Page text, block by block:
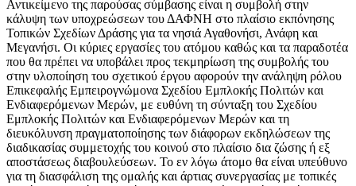
Αντικείμενο της παρούσας σύμβασης είναι η συμβολή στην
κάλυψη των υποχρεώσεων του ΔΑΦΝΗ στο πλαίσιο εκπόνησης
Τοπικών Σχεδίων Δράσης για τα νησιά Αγαθονήσι, Ανάφη και
Μεγανήσι. Οι κύριες εργασίες του ατόμου καθώς και τα παραδοτέα
που θα πρέπει να υποβάλει προς τεκμηρίωση της συμβολής του
στην υλοποίηση του σχετικού έργου αφορούν την ανάληψη ρόλου
Επικεφαλής Εμπειρογνώμονα Σχεδίου Εμπλοκής Πολιτών και
Ενδιαφερόμενων Μερών, με ευθύνη τη σύνταξη του Σχεδίου
Εμπλοκής Πολιτών και Ενδιαφερόμενων Μερών και τη
διευκόλυνση πραγματοποίησης των διάφορων εκδηλώσεων της
διαδικασίας συμμετοχής του κοινού στο πλαίσιο δια ζώσης ή εξ
αποστάσεως διαβουλεύσεων. Το εν λόγω άτομο θα είναι υπεύθυνο
για τη διασφάλιση της ομαλής και άρτιας συνεργασίας με τοπικές